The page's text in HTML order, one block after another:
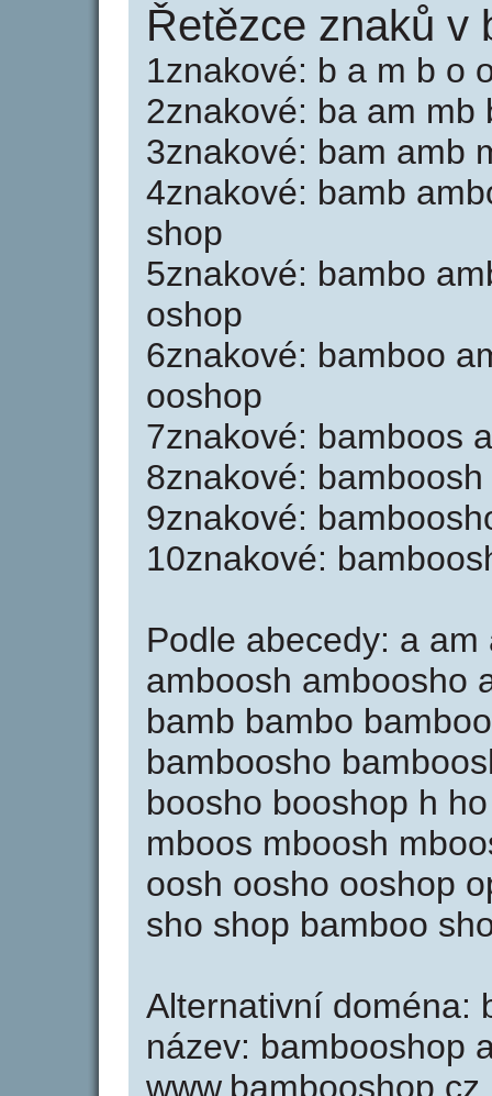
Řetězce znaků v
1znakové: b a m b o
2znakové: ba am mb
3znakové: bam amb
4znakové: bamb
shop
5znakové: bambo
oshop
6znakové: bamboo
ooshop
7znakové: bamboos
8znakové:
9znakové:
10znakové:
Podle abecedy: a
amboosh amboosho
bamb bambo
bamboosho
boosho booshop h
mboos mboosh
oosh oosho ooshop
sho shop bamboo
Alternativní doména:
název: bambooshop
www.bambooshop.cz.